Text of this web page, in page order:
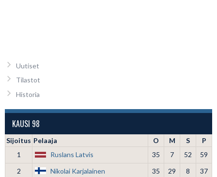
Uutiset
Tilastot
Historia
KAUSI 98
Sijoitus Pelaaja O M S
P
1
Ruslans Latvis 35 7 52
59
2
Nikolai Karjalainen 35 29 8
37